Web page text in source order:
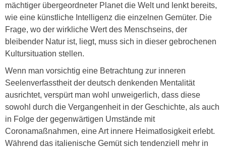
mächtiger übergeordneter Planet die Welt und lenkt bereits,
wie eine künstliche Intelligenz die einzelnen Gemüter. Die
Frage, wo der wirkliche Wert des Menschseins, der
bleibender Natur ist, liegt, muss sich in dieser gebrochenen
Kultursituation stellen.
Wenn man vorsichtig eine Betrachtung zur inneren
Seelenverfasstheit der deutsch denkenden Mentalität
ausrichtet, verspürt man wohl unweigerlich, dass diese
sowohl durch die Vergangenheit in der Geschichte, als auch
in Folge der gegenwärtigen Umstände mit
Coronamaßnahmen, eine Art innere Heimatlosigkeit erlebt.
Während das italienische Gemüt sich tendenziell mehr in